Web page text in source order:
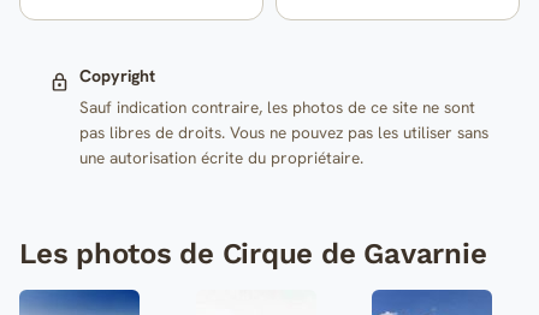
Copyright
Sauf indication contraire, les photos de ce site ne sont
pas libres de droits. Vous ne pouvez pas les utiliser sans
une autorisation écrite du propriétaire.
Les photos de Cirque de Gavarnie